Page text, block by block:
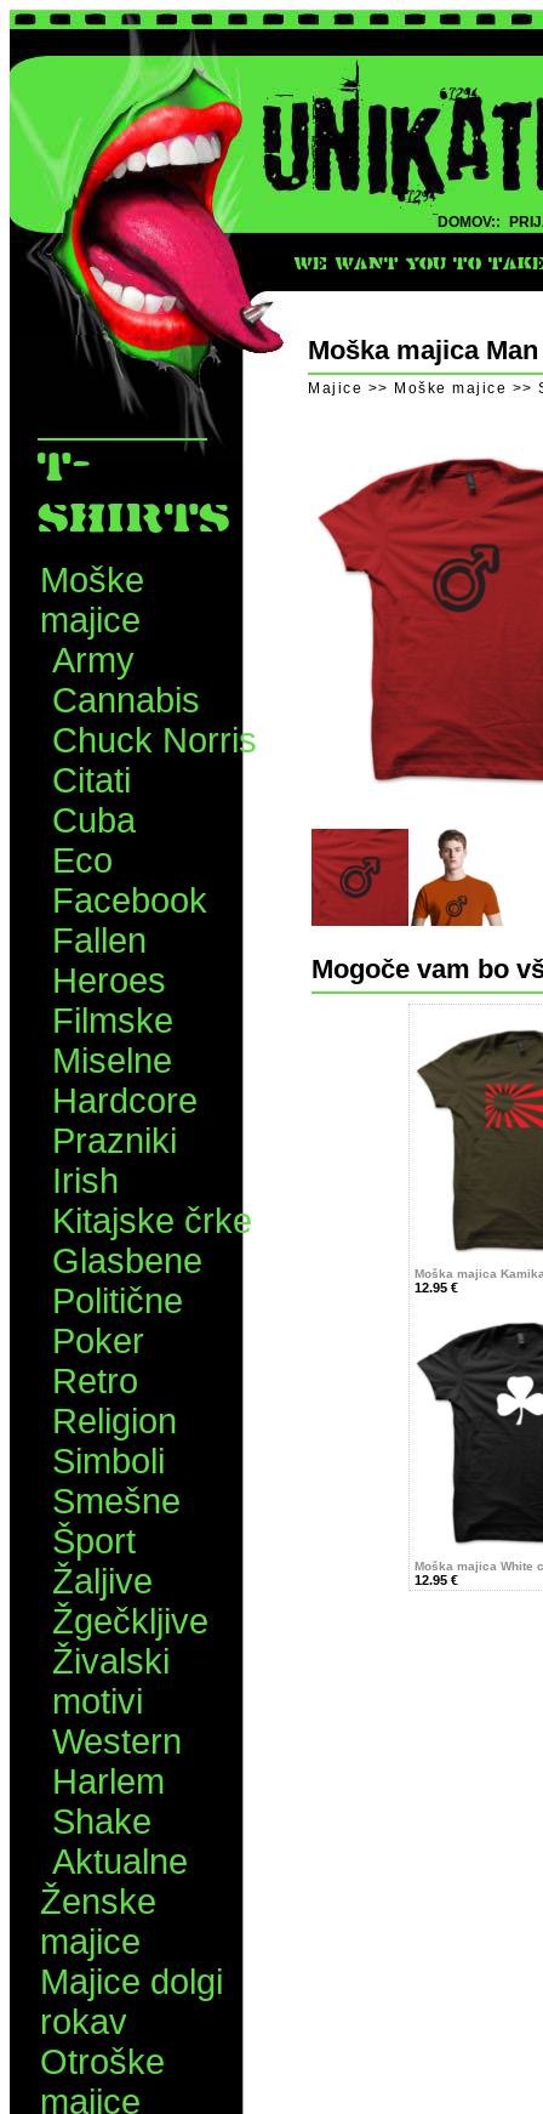
DOMOV::
WE WANT YOU TO
T-
SHIRTS
Moške
majice
Army
Cannabis
Chuck Norris
Citati
Cuba
Eco
Facebook
Fallen
Heroes
Filmske
Miselne
Hardcore
Prazniki
Irish
Kitajske črke
Glasbene
Politične
Poker
Retro
Religion
Simboli
Smešne
Šport
Žaljive
Žgečkljive
Živalski
motivi
Western
Harlem
Shake
Aktualne
Ženske
majice
Majice dolgi
rokav
Otroške
majice
Moška majica Man
Majice >> Moške majice >>
Mogoče vam bo
Moška majica
12.95 €
Moška majica White
12.95 €